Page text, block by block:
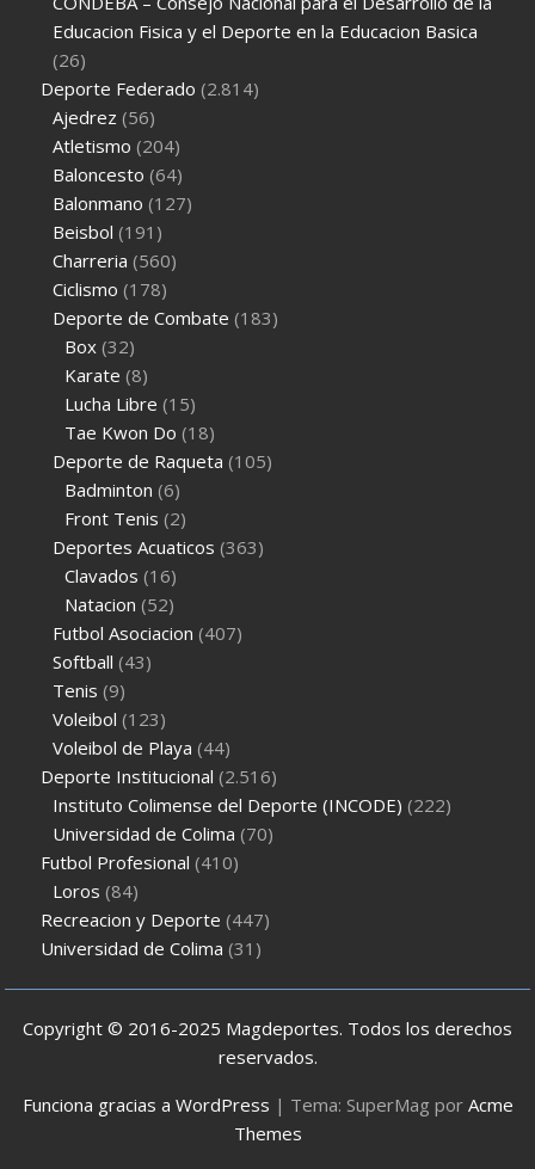
Educacion Fisica y el Deporte en la Educacion Basica
(26)
Deporte Federado (2.814)
Ajedrez (56)
Atletismo (204)
Baloncesto (64)
Balonmano (127)
Beisbol (191)
Charreria (560)
Ciclismo (178)
Deporte de Combate (183)
Box (32)
Karate (8)
Lucha Libre (15)
Tae Kwon Do (18)
Deporte de Raqueta (105)
Badminton (6)
Front Tenis (2)
Deportes Acuaticos (363)
Clavados (16)
Natacion (52)
Futbol Asociacion (407)
Softball (43)
Tenis (9)
Voleibol (123)
Voleibol de Playa (44)
Deporte Institucional (2.516)
Instituto Colimense del Deporte (INCODE) (222)
Universidad de Colima (70)
Futbol Profesional (410)
Loros (84)
Recreacion y Deporte (447)
Universidad de Colima (31)
Copyright © 2016-2025 Magdeportes. Todos los derechos
reservados.
Funciona gracias a WordPress | Tema: SuperMag por Acme
Themes